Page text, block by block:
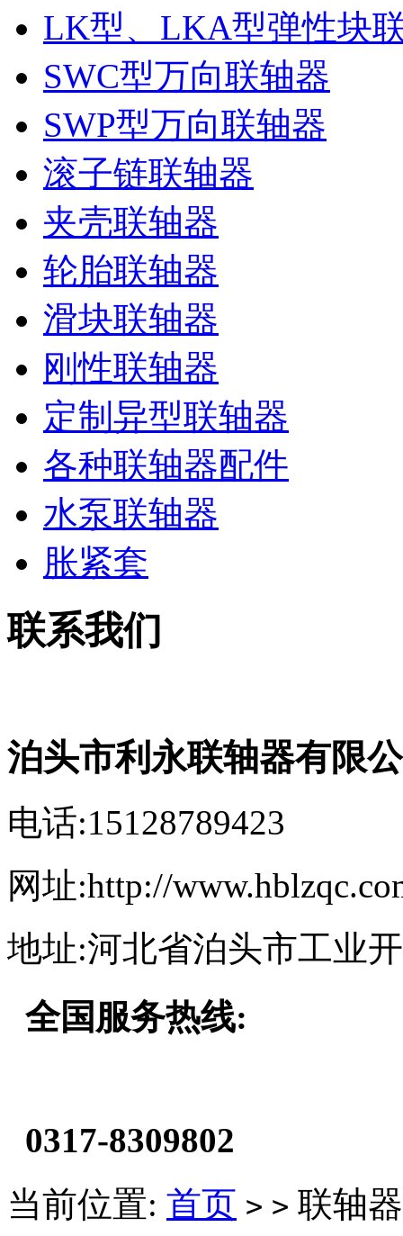
LK型、LKA型弹性块
SWC型万向联轴器
SWP型万向联轴器
滚子链联轴器
夹壳联轴器
轮胎联轴器
滑块联轴器
刚性联轴器
定制异型联轴器
各种联轴器配件
水泵联轴器
胀紧套
联系我们
泊头市利永联轴器有限
电话:15128789423
网址:http://
地址:河北省泊头市工业
全国服务热线:
0317-8309802
当前位置: 首页 > > 联轴